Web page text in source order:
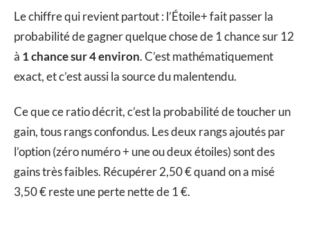
Le chiffre qui revient partout : l’Étoile+ fait passer la
probabilité de gagner quelque chose de 1 chance sur 12
à 1 chance sur 4 environ. C’est mathématiquement
exact, et c’est aussi la source du malentendu.
Ce que ce ratio décrit, c’est la probabilité de toucher un
gain, tous rangs confondus. Les deux rangs ajoutés par
l’option (zéro numéro + une ou deux étoiles) sont des
gains très faibles. Récupérer 2,50 € quand on a misé
3,50 € reste une perte nette de 1 €.